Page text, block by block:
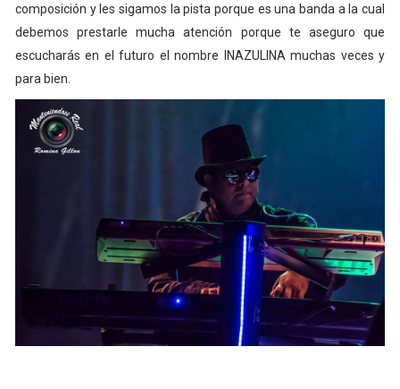
composición y les sigamos la pista porque es una banda a la cual
debemos prestarle mucha atención porque te aseguro que
escucharás en el futuro el nombre INAZULINA muchas veces y
para bien.